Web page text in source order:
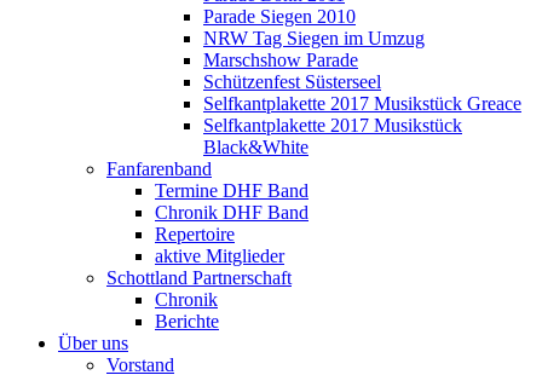
Parade Siegen 2010
NRW Tag Siegen im Umzug
Marschshow Parade
Schützenfest Süsterseel
Selfkantplakette 2017 Musikstück Greace
Selfkantplakette 2017 Musikstück
Black&White
Fanfarenband
Termine DHF Band
Chronik DHF Band
Repertoire
aktive Mitglieder
Schottland Partnerschaft
Chronik
Berichte
Über uns
Vorstand